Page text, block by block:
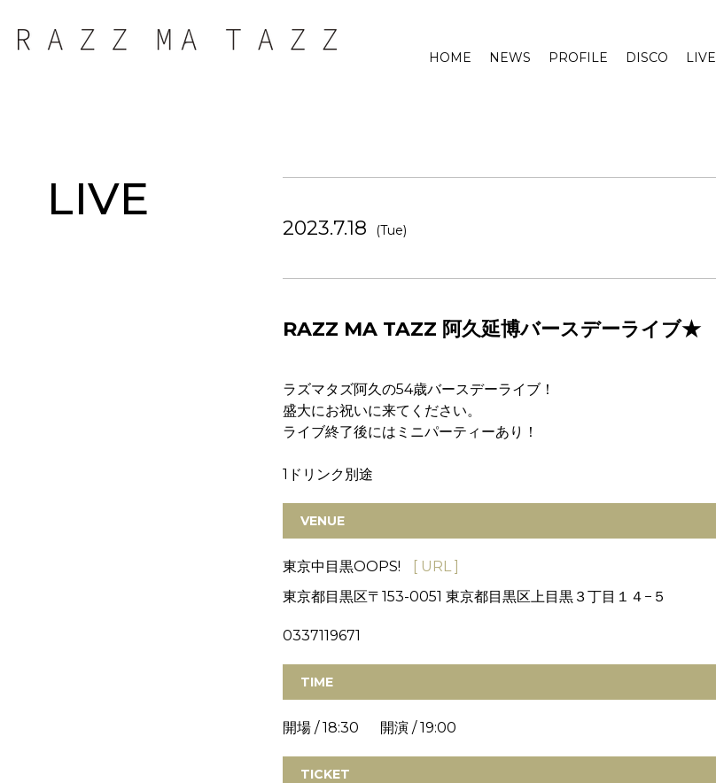
HOME NEWS PROFILE DISCO LIVE
LIVE
2023.7.18 (Tue)
RAZZ MA TAZZ 阿久延博バースデーライブ★
ラズマタズ阿久の54歳バースデーライブ！
盛大にお祝いに来てください。
ライブ終了後にはミニパーティーあり！
1ドリンク別途
VENUE
東京中目黒OOPS!
[ URL ]
東京都目黒区〒153-0051 東京都目黒区上目黒３丁目１４−５
0337119671
TIME
開場 / 18:30 開演 / 19:00
TICKET